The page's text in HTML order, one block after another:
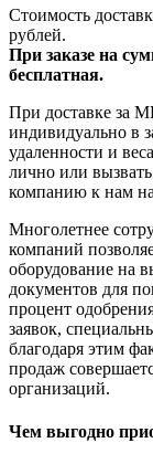
Стоимость
рублей.
При заказе на
бесплатная.
При доставке за
индивидуально в
удаленности и
лично или
компанию к нам
Многолетнее
компаний
оборудование на
документов для
процент
заявок,
благодаря этим
продаж
организаций.
Чем выгодно